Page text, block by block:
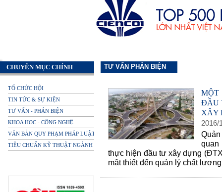
CHUYÊN MỤC CHÍNH
TỔ CHỨC HỘI
TIN TỨC & SỰ KIỆN
TƯ VẤN - PHẢN BIỆN
KHOA HOC - CÔNG NGHỆ
VĂN BẢN QUY PHẠM PHÁP LUẬT
TIÊU CHUẨN KỸ THUẬT NGÀNH
TƯ VẤN PHẢN BIỆN
MỘT
ĐẦU
XÂY
2016/
quan
thực hiện đầu tư xây dựng
mật thiết đến quản lý chất